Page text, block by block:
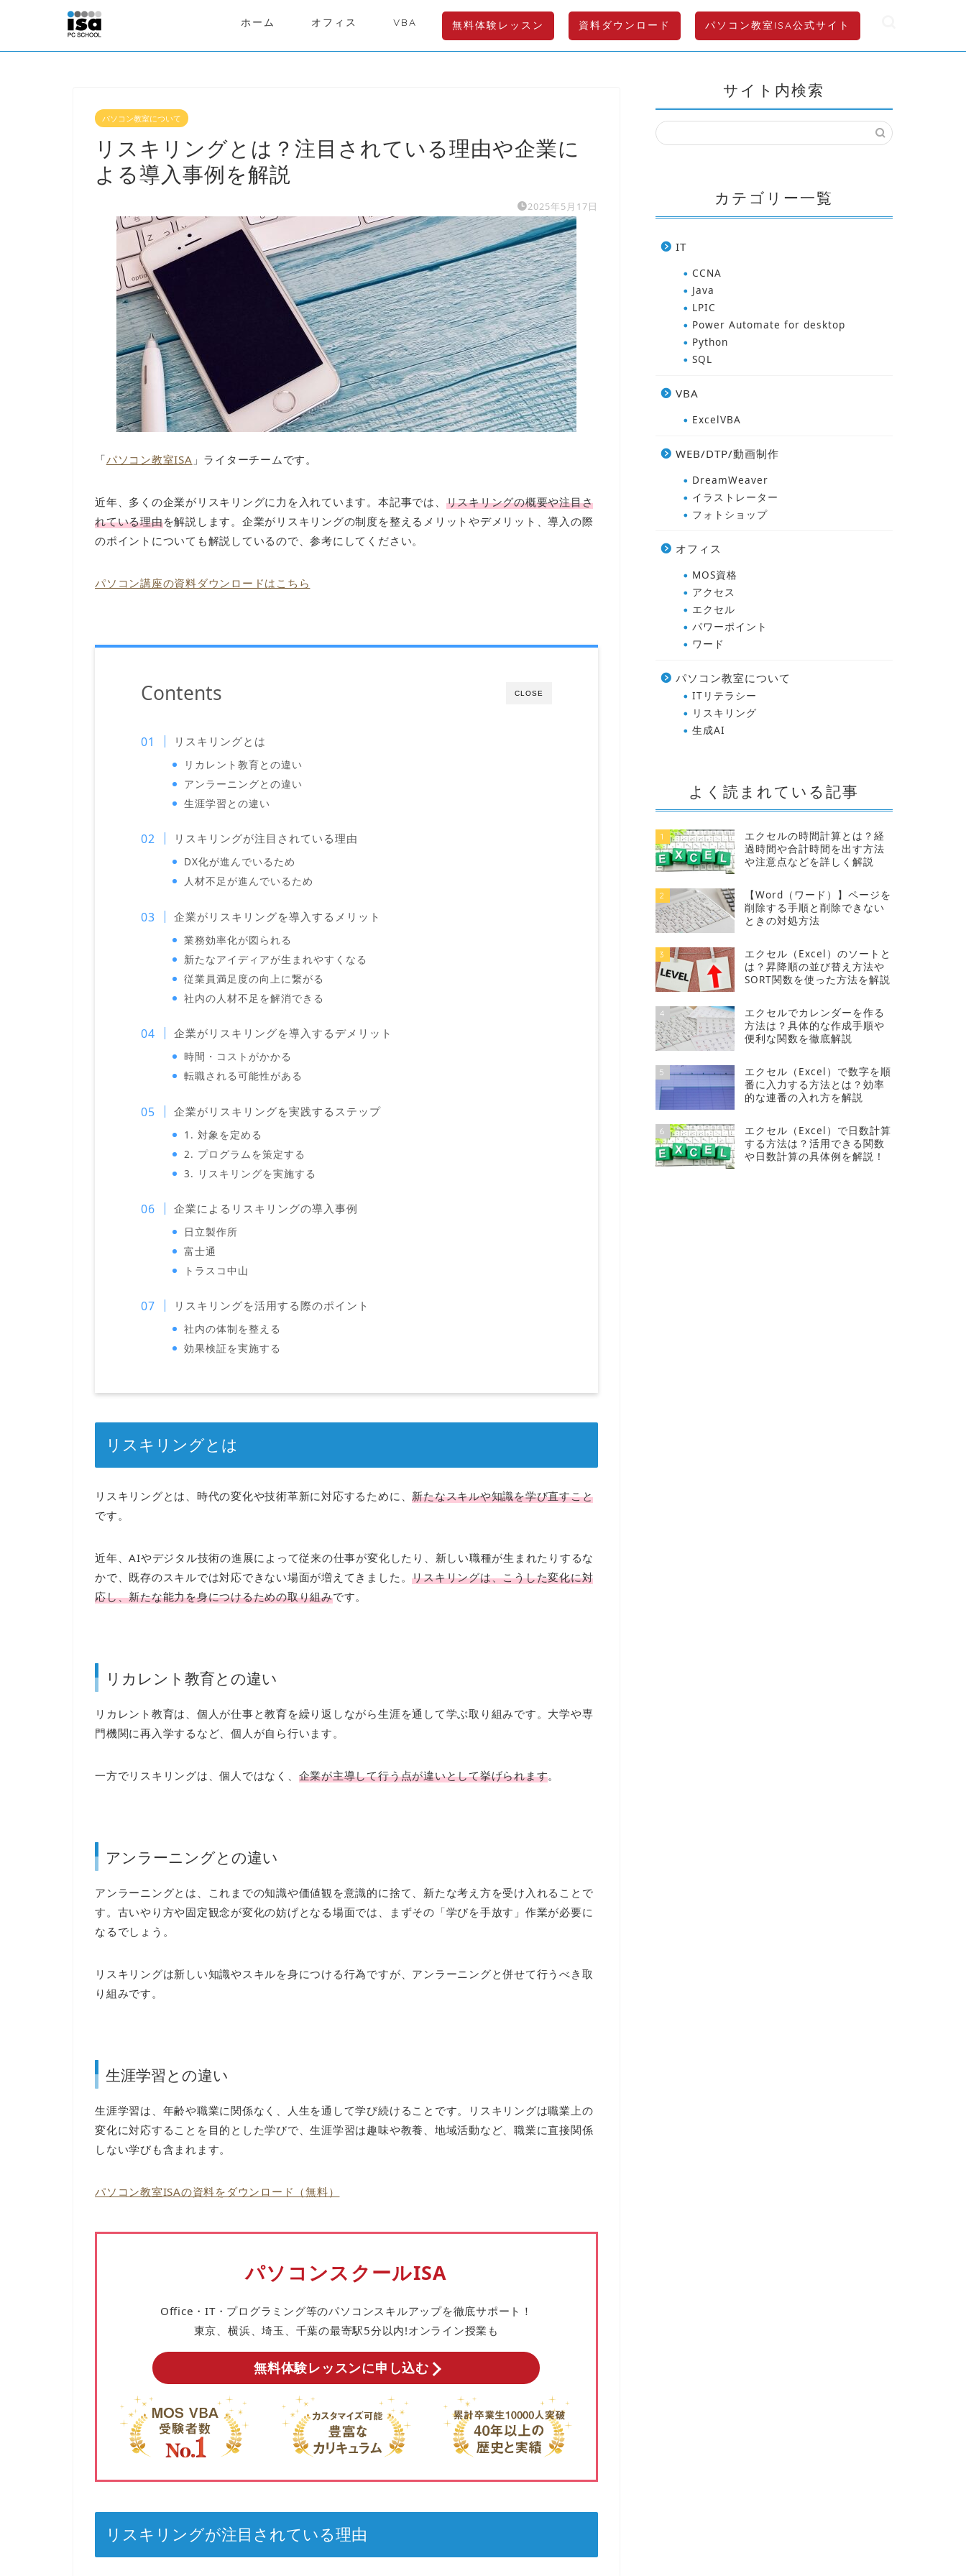
ホーム オフィス VBA 無料体験レッスン 資料ダウンロード パソコン教室ISA公式サイト
パソコン教室について
リスキリングとは？注目されている理由や企業に
よる導入事例を解説
2025年5月17日
「パソコン教室ISA 」ライターチームです。
近年、多くの企業がリスキリングに力を入れています。本記事では、 リスキリングの概要や注目さ
れている理由を解説します。企業がリスキリングの制度を整えるメリットやデメリット、導入の際
のポイントについても解説しているので、参考にしてください。
パソコン講座の資料ダウンロードはこちら
CLOSE
Contents
リスキリングとは
リカレント教育との違い
アンラーニングとの違い
生涯学習との違い
リスキリングが注目されている理由
DX化が進んでいるため
人材不足が進んでいるため
企業がリスキリングを導入するメリット
業務効率化が図られる
新たなアイディアが生まれやすくなる
従業員満足度の向上に繋がる
社内の人材不足を解消できる
企業がリスキリングを導入するデメリット
時間・コストがかかる
転職される可能性がある
企業がリスキリングを実践するステップ
1. 対象を定める
2. プログラムを策定する
3. リスキリングを実施する
企業によるリスキリングの導入事例
日立製作所
富士通
トラスコ中山
リスキリングを活用する際のポイント
社内の体制を整える
効果検証を実施する
リスキリングとは
リスキリングとは、時代の変化や技術革新に対応するために、新たなスキルや知識を学び直すこと
です。
近年、AIやデジタル技術の進展によって従来の仕事が変化したり、新しい職種が生まれたりするな
かで、既存のスキルでは対応できない場面が増えてきました。リスキリングは、こうした変化に対
応し、新たな能力を身につけるための取り組みです。
リカレント教育との違い
リカレント教育は、個人が仕事と教育を繰り返しながら生涯を通して学ぶ取り組みです。大学や専
門機関に再入学するなど、個人が自ら行います。
一方でリスキリングは、個人ではなく、 企業が主導して行う点が違いとして挙げられます。
アンラーニングとの違い
アンラーニングとは、これまでの知識や価値観を意識的に捨て、新たな考え方を受け入れることで
す。古いやり方や固定観念が変化の妨げとなる場面では、まずその「学びを手放す」作業が必要に
なるでしょう。
リスキリングは新しい知識やスキルを身につける行為ですが、アンラーニングと併せて行うべき取
り組みです。
生涯学習との違い
生涯学習は、年齢や職業に関係なく、人生を通して学び続けることです。リスキリングは職業上の
変化に対応することを目的とした学びで、生涯学習は趣味や教養、地域活動など、職業に直接関係
しない学びも含まれます。
パソコン教室ISAの資料をダウンロード（無料）
パソコンスクールISA
Office・IT・プログラミング等のパソコンスキルアップを徹底サポート！
東京、横浜、埼玉、千葉の最寄駅5分以内!オンライン授業も
無料体験レッスンに申し込む
リスキリングが注目されている理由
サイト内検索
カテゴリー一覧
IT
CCNA
Java
LPIC
Power Automate for desktop
Python
SQL
VBA
ExcelVBA
WEB/DTP/動画制作
DreamWeaver
イラストレーター
フォトショップ
オフィス
MOS資格
アクセス
エクセル
パワーポイント
ワード
パソコン教室について
ITリテラシー
リスキリング
生成AI
よく読まれている記事
1
エクセルの時間計算とは？経
過時間や合計時間を出す方法
や注意点などを詳しく解説
2
【Word（ワード）】ページを
削除する手順と削除できない
ときの対処方法
3
エクセル（Excel）のソートと
は？昇降順の並び替え方法や
SORT関数を使った方法を解説
4
エクセルでカレンダーを作る
方法は？具体的な作成手順や
便利な関数を徹底解説
5
エクセル（Excel）で数字を順
番に入力する方法とは？効率
的な連番の入れ方を解説
6
エクセル（Excel）で日数計算
する方法は？活用できる関数
や日数計算の具体例を解説！